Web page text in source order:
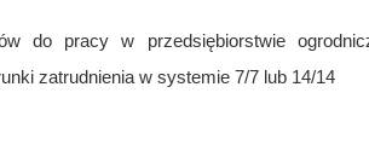
do pracy w przedsiębiorstwie
zatrudnienia w systemie 7/7 lub 14/14